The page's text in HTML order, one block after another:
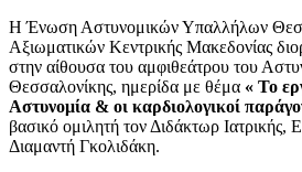
Η Ένωση Αστυνομικών Υπαλλήλων
Αξιωματικών Κεντρικής Μακεδονίας
στην αίθουσα του αμφιθεάτρου του
Θεσσαλονίκης, ημερίδα με θέμα « Το
Αστυνομία & οι καρδιολογικοί
βασικό ομιλητή τον Διδάκτωρ Ιατρικής,
Διαμαντή Γκολιδάκη.